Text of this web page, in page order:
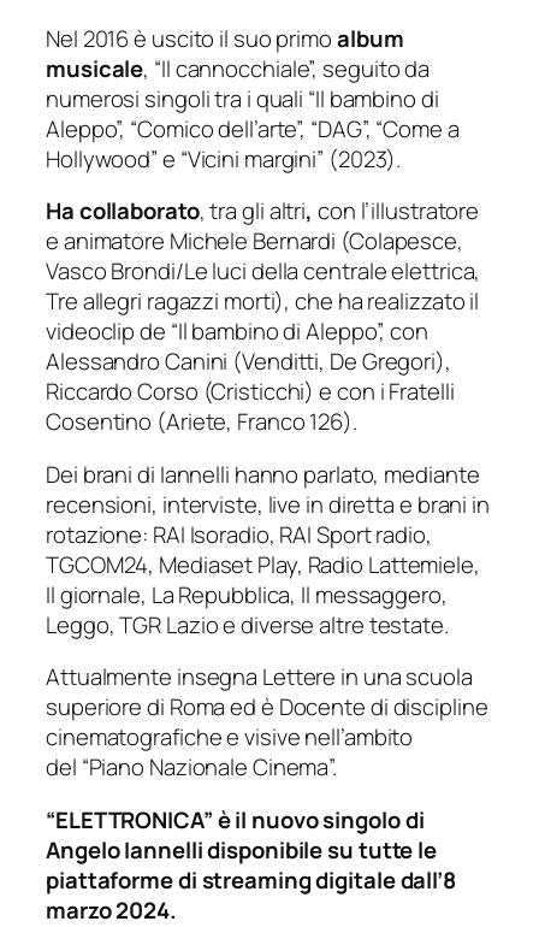
Nel 2016 è uscito il suo primoalbum
musicale, “Il cannocchiale”, seguito da
numerosi singoli tra i quali “Il bambino di
Aleppo”, “Comico dell’arte”, “DAG”, “Come a
Hollywood” e “Vicini margini” (2023).
Ha collaborato, tra gli altri, con l’illustratore
e animatore Michele Bernardi (Colapesce,
Vasco Brondi/Le luci della centrale elettrica,
Tre allegri ragazzi morti), che ha realizzato il
videoclip de “Il bambino di Aleppo”, con
Alessandro Canini (Venditti, De Gregori),
Riccardo Corso (Cristicchi) e con i Fratelli
Cosentino (Ariete, Franco 126).
Dei brani di Iannelli hanno parlato, mediante
recensioni, interviste, live in diretta e brani in
rotazione: RAI Isoradio, RAI Sport radio,
TGCOM24, Mediaset Play, Radio Lattemiele,
Il giornale, La Repubblica, Il messaggero,
Leggo, TGR Lazio e diverse altre testate.
Attualmente insegna Lettere in una scuola
superiore di Roma ed è Docente di discipline
cinematografiche e visive nell’ambito
del “Piano Nazionale Cinema”.
“ELETTRONICA” è il nuovo singolo di
Angelo Iannelli disponibile su tutte le
piattaforme di streaming digitale dall’8
marzo 2024.